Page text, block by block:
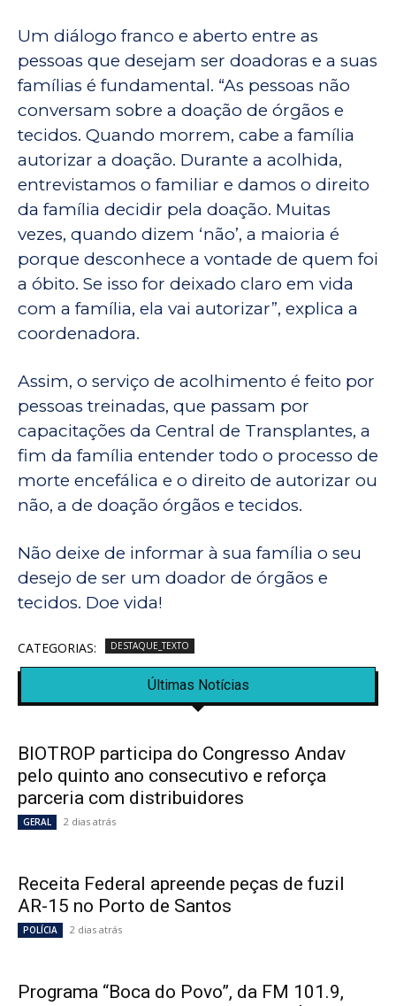
Um diálogo franco e aberto entre as
pessoas que desejam ser doadoras e a suas
famílias é fundamental. “As pessoas não
conversam sobre a doação de órgãos e
tecidos. Quando morrem, cabe a família
autorizar a doação. Durante a acolhida,
entrevistamos o familiar e damos o direito
da família decidir pela doação. Muitas
vezes, quando dizem ‘não’, a maioria é
porque desconhece a vontade de quem foi
a óbito. Se isso for deixado claro em vida
com a família, ela vai autorizar”, explica a
coordenadora.
Assim, o serviço de acolhimento é feito por
pessoas treinadas, que passam por
capacitações da Central de Transplantes, a
fim da família entender todo o processo de
morte encefálica e o direito de autorizar ou
não, a de doação órgãos e tecidos.
Não deixe de informar à sua família o seu
desejo de ser um doador de órgãos e
tecidos. Doe vida!
CATEGORIAS: DESTAQUE_TEXTO
Últimas Notícias
BIOTROP participa do Congresso Andav
pelo quinto ano consecutivo e reforça
parceria com distribuidores
GERAL 2 dias atrás
Receita Federal apreende peças de fuzil
AR-15 no Porto de Santos
POLÍCIA 2 dias atrás
Programa “Boca do Povo”, da FM 101.9,